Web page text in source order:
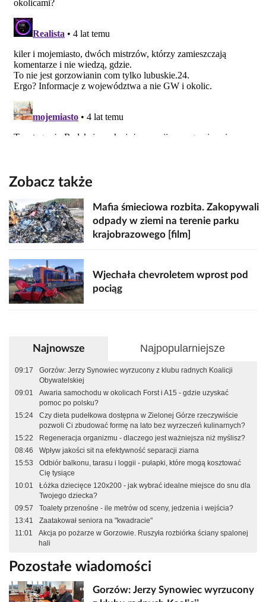
Zobacz także
Mafia śmieciowa rozbita. Zakopywali
odpady w ziemi na terenie parku
krajobrazowego [film]
Wjechała chevroletem wprost pod
pociąg
Najnowsze Najpopularniejsze
09:17
Gorzów: Jerzy Synowiec wyrzucony z klubu radnych Koalicji
Obywatelskiej
09:01
Awaria samochodu w okolicach Forst i A15 - gdzie uzyskać
pomoc po polsku?
15:24
Czy dieta pudełkowa dostępna w Zielonej Górze rzeczywiście
pozwoli Ci zbudować formę na lato bez wyrzeczeń kulinarnych?
15:22
Regeneracja organizmu - dlaczego jest ważniejsza niż myślisz?
08:46
Wpływ jakości sit na efektywność separacji ziarna
15:53
Odbiór balkonu, tarasu i loggii - pułapki, które mogą kosztować
Cię tysiące
10:01
Łóżka dziecięce 120x200 - jak wybrać idealne miejsce do snu dla
Twojego dziecka?
09:57
Toalety przenośne - ile metrów od sceny, jedzenia i wejścia?
13:41
Zaatakował seniora na "kwadracie"
11:01
Akcja po pożarze w Gorzowie. Ruszyła rozbiórka ściany spalonej
hali
Pozostałe wiadomości
Gorzów: Jerzy Synowiec wyrzucony